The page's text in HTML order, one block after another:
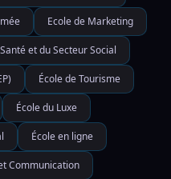
Ecole de Marketing
et du Secteur Social
École de Tourisme
École du Luxe
École en ligne
Communication